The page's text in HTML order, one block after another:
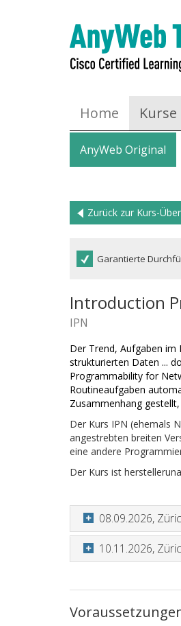
Home Kurse
AnyWeb Original
Zurück zur Kurs-
Garantierte
Introduction
IPN
Der Trend, Aufgaben im
strukturierten Daten ...
Programmability for
Routineaufgaben
Zusammenhang
Der Kurs IPN (ehemals
angestrebten breiten
eine andere
Der Kurs ist
08.09.2026,
10.11.2026,